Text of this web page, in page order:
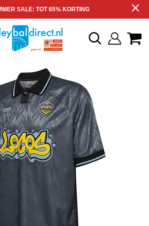
SALE: TOT 65% KORTING